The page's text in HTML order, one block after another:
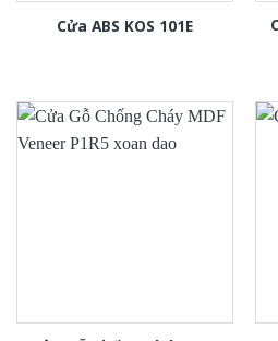
Cửa ABS KOS 101E